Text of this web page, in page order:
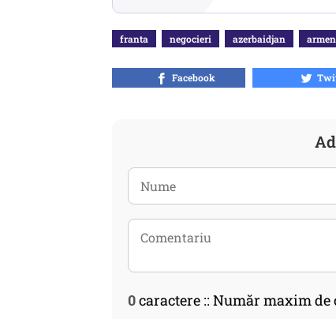
franta negocieri azerbaidjan
Facebook
0caractere :: Număr maxim de